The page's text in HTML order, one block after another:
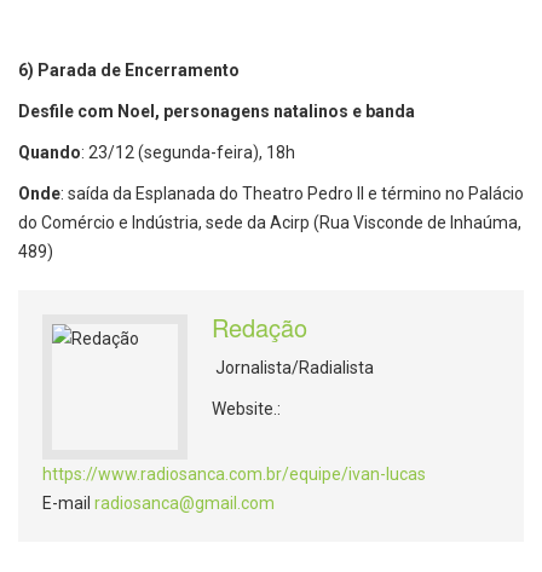
6) Parada de Encerramento
Desfile com Noel, personagens natalinos e banda
Quando: 23/12 (segunda-feira), 18h
Onde: saída da Esplanada do Theatro Pedro II e término no Palácio
do Comércio e Indústria, sede da Acirp (Rua Visconde de Inhaúma,
489)
Redação
Jornalista/Radialista
Website.:
https://www.radiosanca.com.br/equipe/ivan-lucas
E-mail radiosanca@gmail.com